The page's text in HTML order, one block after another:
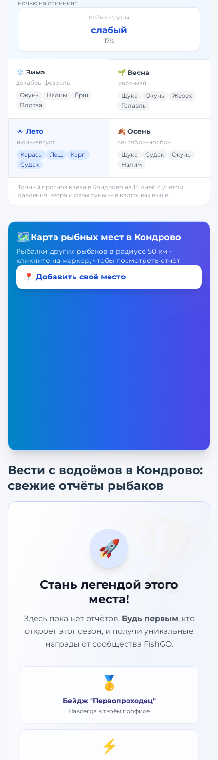
ночью на спиннинг.
Клёв сегодня
слабый
17%
❄️ Зима
декабрь–февраль
Окунь
Налим
Ёрш
Плотва
🌱 Весна
март–май
Щука
Окунь
Жерех
Голавль
☀️ Лето
июнь–август
Карась
Лещ
Карп
Судак
🍂 Осень
сентябрь–ноябрь
Щука
Судак
Окунь
Налим
Точный прогноз клёва в Кондрово на 14 дней с учётом
давления, ветра и фазы луны — в карточках выше.
🗺️Карта рыбных мест в Кондрово
Рыбалки других рыбаков в радиусе 50 км •
кликните на маркер, чтобы посмотреть отчёт
📍 Добавить своё место
Вести с водоёмов в Кондрово:
свежие отчёты рыбаков
🏆
🚀
Стань легендой этого
места!
Здесь пока нет отчётов. Будь первым, кто
откроет этот сезон, и получи уникальные
награды от сообщества FishGO.
🥇
Бейдж "Первопроходец"
Навсегда в твоём профиле
⚡